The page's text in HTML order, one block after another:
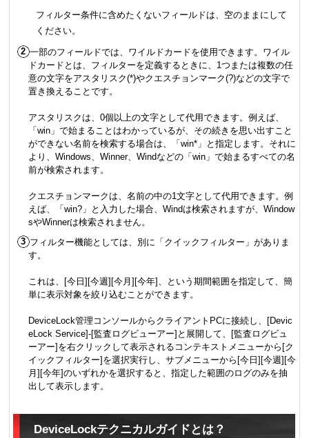
フィルター条件に含めたくないフィールドは、空のままにして
ください。
一部のフィールドでは、ワイルドカードを使用できます。ワイル
ドカードとは、フィルターを定義するときに、1つまたは複数の任
意の文字をアスタリスク(*)やクエスチョンマーク(?)などの文字で
置き換えることです。
アスタリスクは、0個以上の文字として代用できます。例えば、
「win」で始まることはわかっているが、その続きを思い出すこと
ができない名前を検索する場合は、「win*」と指定します。それに
より、Windows、Winner、Windなどの「win」で始まるすべての名
前が検索されます。
クエスチョンマークは、名前の中の1文字として代用できます。例
えば、「win?」と入力した場合、Windは検索されますが、Window
sやWinnerは検索されません。
フィルター機能としては、別に「クイックフィルター」がありま
す。
これは、[今日][今週][今月][今年]、という期間範囲を指定して、簡
単に表示対象を絞り込むことができます。
DeviceLock管理コンソールからクライアントPCに接続し、[Devic
eLock Service]-[監査ログビューアー]と展開して、[監査ログビュ
ーアー]を右クリックして表示されるコンテキスト メニューから[ク
イックフィルター]を選択実行し、サブメニューから[今日][今週][今
月][今年]のいずれかを選択すると、指定した範囲のログのみを抽
出して表示します。
DeviceLockテクニカルガイドとは？